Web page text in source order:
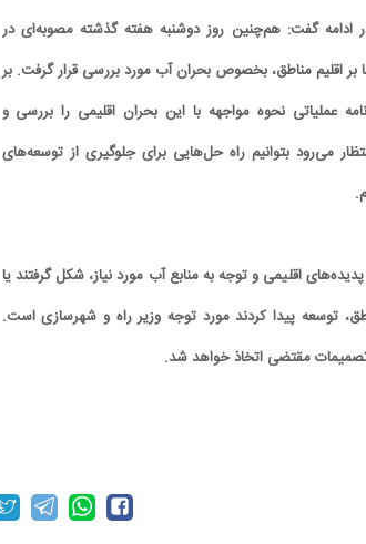
گفت: هم‌چنین روز دوشنبه هفته گذشته مصوبه‌ای در
اقلیم مناطق، بخصوص بحران آب مورد بررسی قرار گرفت. بر
عملیاتی نحوه مواجهه با این بحران اقلیمی را بررسی و
می‌رود بتوانیم راه حل‌هایی برای جلوگیری از توسعه‌های
اقلیمی و توجه به منابع آب مورد نیاز، شکل گرفتند یا
توسعه پیدا کردند مورد توجه وزیر راه و شهرسازی است.
تصمیمات مقتضی اتخاذ خواهد شد.